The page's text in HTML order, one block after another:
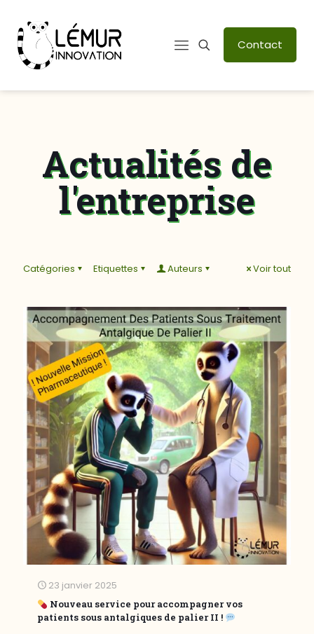
Contact
Actualités de
l'entreprise
Catégories Etiquettes Auteurs Voir tout
23 janvier 2025
Nouveau service pour accompagner vos
patients sous antalgiques de palier II !